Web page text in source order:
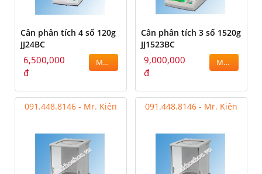
Cân phân tích 4 số 120g
JJ24BC
6,500,000
đ
MUA
Cân phân tích 3 số 1520g
JJ1523BC
9,000,000
đ
MUA
091.448.8146 - Mr. Kiên 091.448.8146 - Mr. Kiên